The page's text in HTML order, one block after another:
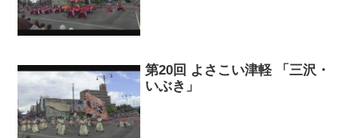
第20回 よさこい津軽 「三沢・
いぶき」